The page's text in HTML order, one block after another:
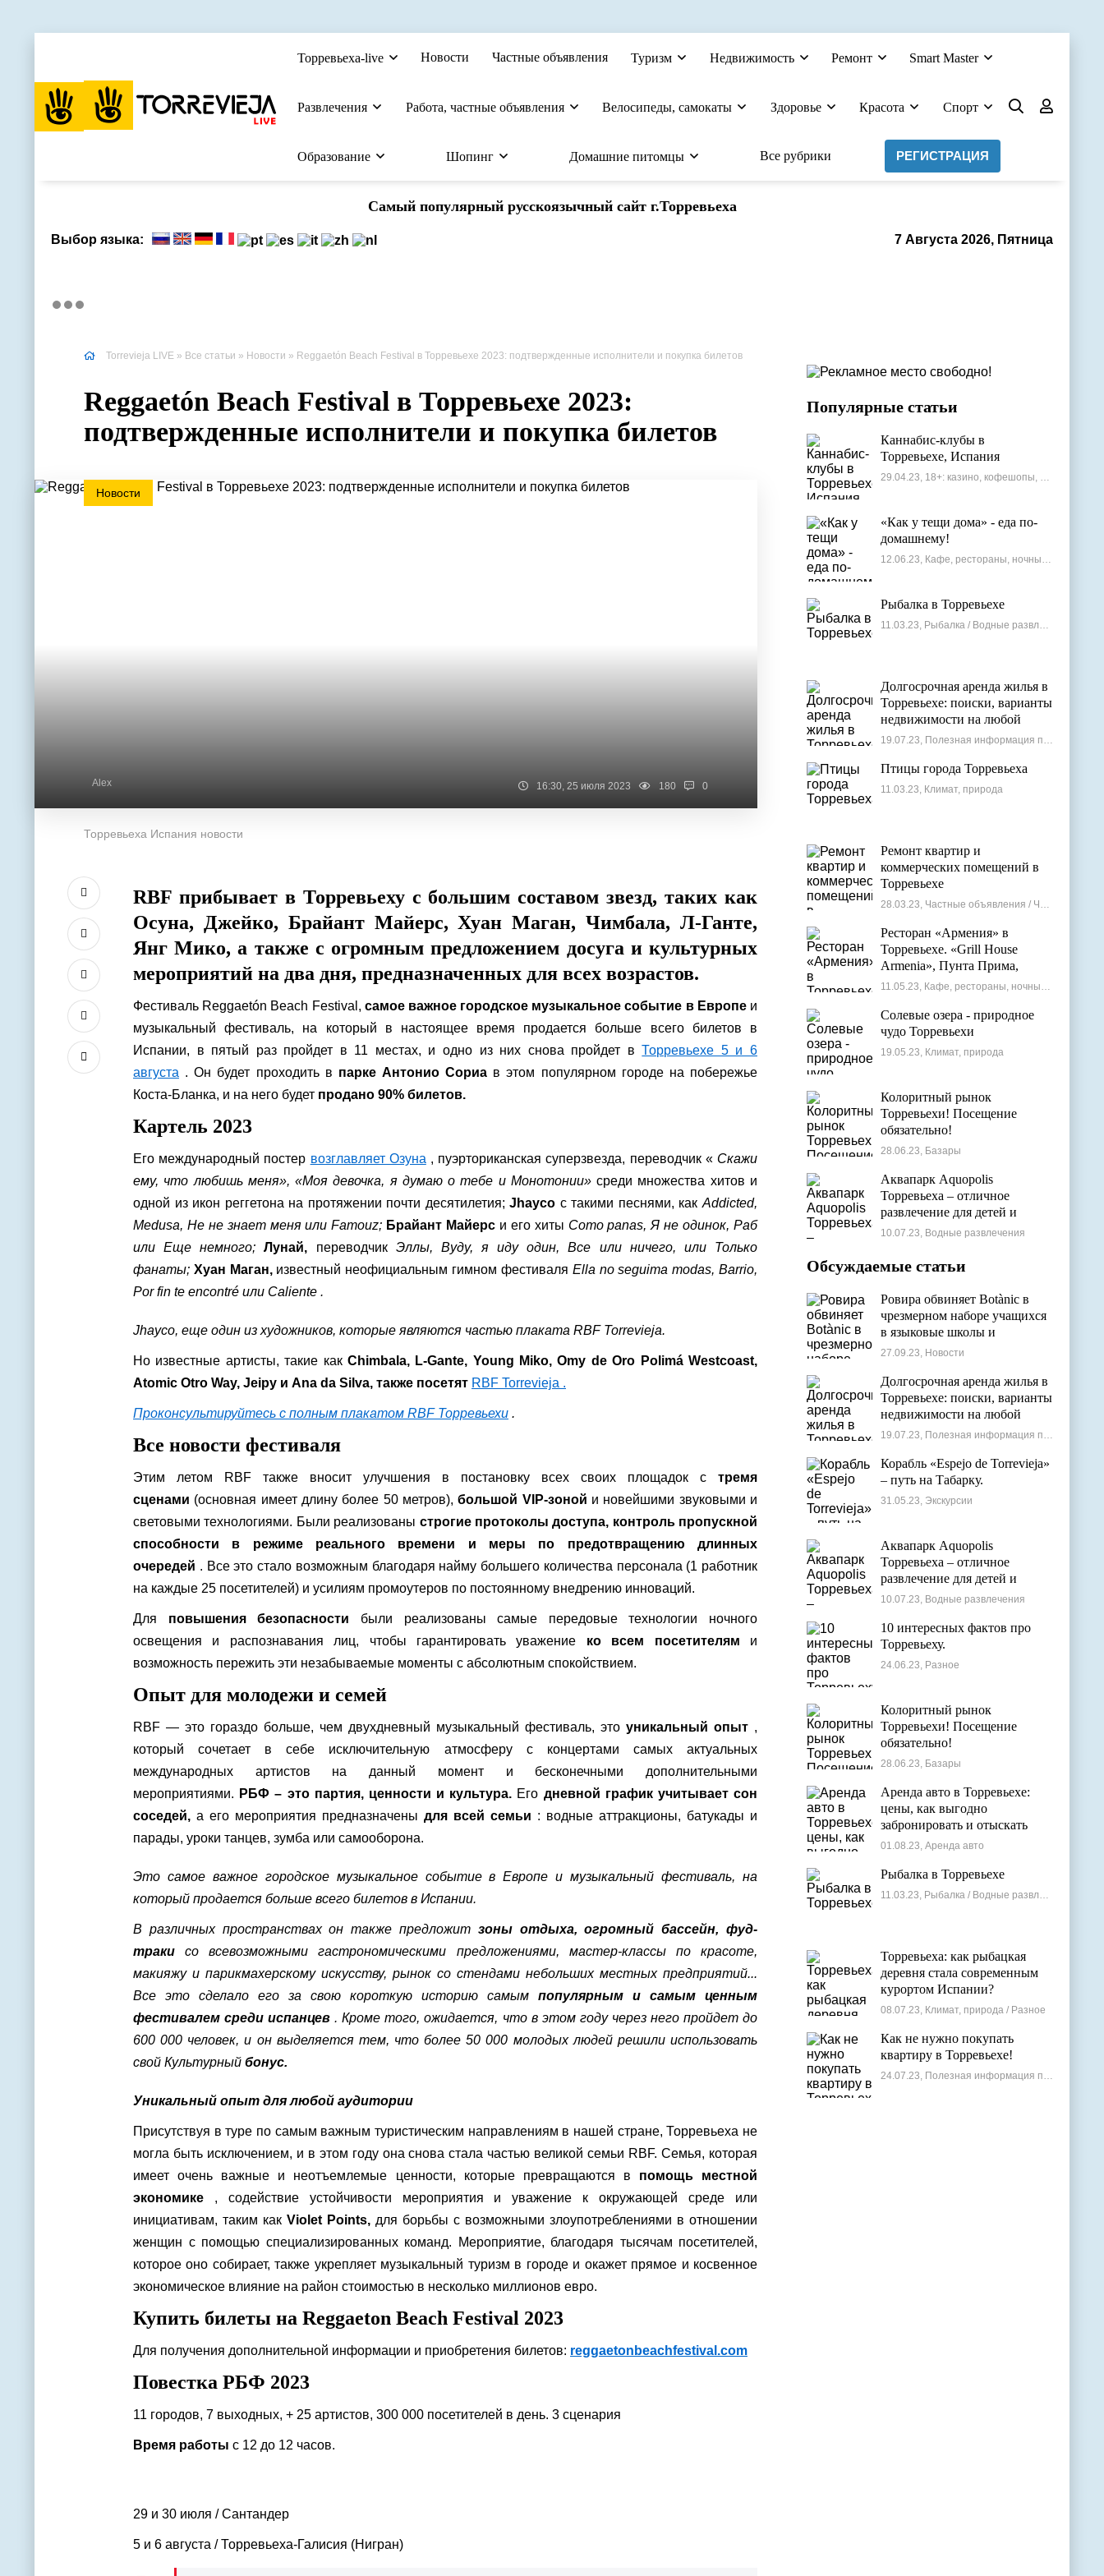
Торревьеха-live Новости Частные объявления Туризм Недвижимость Ремонт Smart Master
Развлечения Работа, частные объявления Велосипеды, самокаты Здоровье Красота Спорт
Образование Шопинг Домашние питомцы Все рубрики РЕГИСТРАЦИЯ
Cамый популярный русскоязычный сайт г.Торревьеха
7 Августа 2026, Пятница
Выбор языка:
Torrevieja LIVE » Все статьи » Новости » Reggaetón Beach Festival в Торревьехе 2023: подтвержденные исполнители и покупка билетов
Reggaetón Beach Festival в Торревьехе 2023:
подтвержденные исполнители и покупка билетов
Новости
Alex 16:30, 25 июля 2023 180 0
Торревьеха Испания новости
RBF прибывает в Торревьеху с большим составом звезд, таких как
Осуна, Джейко, Брайант Майерс, Хуан Маган, Чимбала, Л-Ганте,
Янг Мико, а также с огромным предложением досуга и культурных
мероприятий на два дня, предназначенных для всех возрастов.
Фестиваль Reggaetón Beach Festival, самое важное городское музыкальное событие в Европеи
музыкальный фестиваль, на который в настоящее время продается больше всего билетов в
Испании, в пятый раз пройдет в 11 местах, и одно из них снова пройдет вТорревьехе 5 и 6
августа . Он будет проходить в парке Антонио Сориа в этом популярном городе на побережье
Коста-Бланка, и на него будет продано 90% билетов.
Картель 2023
Его международный постер возглавляет Озуна , пуэрториканская суперзвезда, переводчик « Скажи
ему, что любишь меня», «Моя девочка, я думаю о тебе и Монотонии»среди множества хитов и
одной из икон реггетона на протяжении почти десятилетия;Jhayco с такими песнями, какAddicted,
Medusa, He не знает меня или Famouz; Брайант Майерс и его хиты Como panas, Я не одинок, Раб
или Еще немного;Лунай, переводчик Эллы, Вуду, я иду один, Все или ничего, или Только
фанаты; Хуан Маган,известный неофициальным гимном фестиваля Ella no seguima modas, Barrio,
Por fin te encontré или Caliente .
Jhayco, еще один из художников, которые являются частью плаката RBF Torrevieja.
Но известные артисты, такие как Chimbala, L-Gante, Young Miko, Omy de Oro Polimá Westcoast,
Atomic Otro Way, Jeipy и Ana da Silva, также посетят RBF Torrevieja .
Проконсультируйтесь с полным плакатом RBF Торревьехи .
Все новости фестиваля
Этим летом RBF также вносит улучшения в постановку всех своих площадок с тремя
сценами (основная имеет длину более 50 метров),большой VIP-зоной и новейшими звуковыми и
световыми технологиями. Были реализованы строгие протоколы доступа, контроль пропускной
способности в режиме реального времени и меры по предотвращению длинных
очередей . Все это стало возможным благодаря найму большего количества персонала (1 работник
на каждые 25 посетителей) и усилиям промоутеров по постоянному внедрению инноваций.
Для повышения безопасности были реализованы самые передовые технологии ночного
освещения и распознавания лиц, чтобы гарантировать уважение ко всем посетителям и
возможность пережить эти незабываемые моменты с абсолютным спокойствием.
Опыт для молодежи и семей
RBF — это гораздо больше, чем двухдневный музыкальный фестиваль, это уникальный опыт ,
который сочетает в себе исключительную атмосферу с концертами самых актуальных
международных артистов на данный момент и бесконечными дополнительными
мероприятиями. РБФ – это партия, ценности и культура. Его дневной график учитывает сон
соседей, а его мероприятия предназначены для всей семьи : водные аттракционы, батукады и
парады, уроки танцев, зумба или самооборона.
Это самое важное городское музыкальное событие в Европе и музыкальный фестиваль, на
который продается больше всего билетов в Испании.
В различных пространствах он также предложит зоны отдыха, огромный бассейн, фуд-
траки со всевозможными гастрономическими предложениями, мастер-классы по красоте,
макияжу и парикмахерскому искусству, рынок со стендами небольших местных предприятий...
Все это сделало его за свою короткую историю самым популярным и самым ценным
фестивалем среди испанцев . Кроме того, ожидается, что в этом году через него пройдет до
600 000 человек, и он выделяется тем, что более 50 000 молодых людей решили использовать
свой Культурный бонус.
Уникальный опыт для любой аудитории
Присутствуя в туре по самым важным туристическим направлениям в нашей стране, Торревьеха не
могла быть исключением, и в этом году она снова стала частью великой семьи RBF. Семья, которая
имеет очень важные и неотъемлемые ценности, которые превращаются в помощь местной
экономике , содействие устойчивости мероприятия и уважение к окружающей среде или
инициативам, таким как Violet Points, для борьбы с возможными злоупотреблениями в отношении
женщин с помощью специализированных команд. Мероприятие, благодаря тысячам посетителей,
которое оно собирает, также укрепляет музыкальный туризм в городе и окажет прямое и косвенное
экономическое влияние на район стоимостью в несколько миллионов евро.
Купить билеты на Reggaeton Beach Festival 2023
Для получения дополнительной информации и приобретения билетов: reggaetonbeachfestival.com
Повестка РБФ 2023
11 городов, 7 выходных, + 25 артистов, 300 000 посетителей в день. 3 сценария
Время работы с 12 до 12 часов.
29 и 30 июля / Сантандер
5 и 6 августа / Торревьеха-Галисия (Нигран)
Популярные статьи
Каннабис-клубы в
Торревьехе, Испания
29.04.23, 18+: казино, кофешопы, стрип-бары
«Как у тещи дома» - еда по-
домашнему!
12.06.23, Кафе, рестораны, ночные клубы
Рыбалка в Торревьехе
11.03.23, Рыбалка / Водные развлечения
Долгосрочная аренда жилья в
Торревьехе: поиски, варианты
недвижимости на любой
бюджет
19.07.23, Полезная информация по недвижимости
Птицы города Торревьеха
11.03.23, Климат, природа
Ремонт квартир и
коммерческих помещений в
Торревьехе
28.03.23, Частные объявления / Частные мастера
Ресторан «Армения» в
Торревьехе. «Grill House
Armenia», Пунта Прима,
Испания
11.05.23, Кафе, рестораны, ночные клубы
Солевые озера - природное
чудо Торревьехи
19.05.23, Климат, природа
Колоритный рынок
Торревьехи! Посещение
обязательно!
28.06.23, Базары
Аквапарк Aquopolis
Торревьеха – отличное
развлечение для детей и
взрослых
10.07.23, Водные развлечения
Обсуждаемые статьи
Ровира обвиняет Botànic в
чрезмерном наборе учащихся
в языковые школы и
проблемах с ассигнованиями
27.09.23, Новости
Долгосрочная аренда жилья в
Торревьехе: поиски, варианты
недвижимости на любой
бюджет
19.07.23, Полезная информация по недвижимости
Корабль «Espejo de Torrevieja»
– путь на Табарку.
31.05.23, Экскурсии
Аквапарк Aquopolis
Торревьеха – отличное
развлечение для детей и
взрослых
10.07.23, Водные развлечения
10 интересных фактов про
Торревьеху.
24.06.23, Разное
Колоритный рынок
Торревьехи! Посещение
обязательно!
28.06.23, Базары
Аренда авто в Торревьехе:
цены, как выгодно
забронировать и отыскать
лучшие варианты
01.08.23, Аренда авто
Рыбалка в Торревьехе
11.03.23, Рыбалка / Водные развлечения
Торревьеха: как рыбацкая
деревня стала современным
курортом Испании?
08.07.23, Климат, природа / Разное
Как не нужно покупать
квартиру в Торревьехе!
24.07.23, Полезная информация по недвижимости